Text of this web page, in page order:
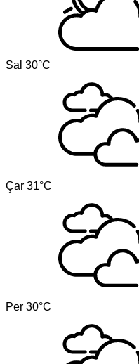
Sal 30°C
Çar 31°C
Per 30°C